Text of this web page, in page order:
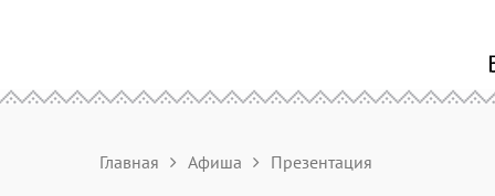
Главная Афиша Презентация